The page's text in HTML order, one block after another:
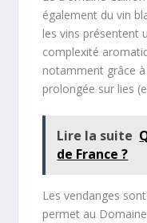
également du vin
les vins présentent
complexité
notamment grâce
prolongée sur lies
Lire la suite
de France ?
Les vendanges
permet au